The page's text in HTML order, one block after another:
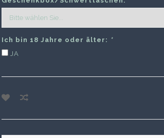
Ich bin 18 Jahre oder älter: *
JA